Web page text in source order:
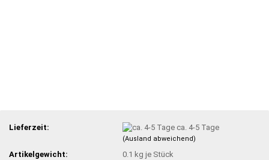
Lieferzeit: ca. 4-5 Tage
(Ausland abweichend)
Artikelgewicht: 0.1 kg je Stück